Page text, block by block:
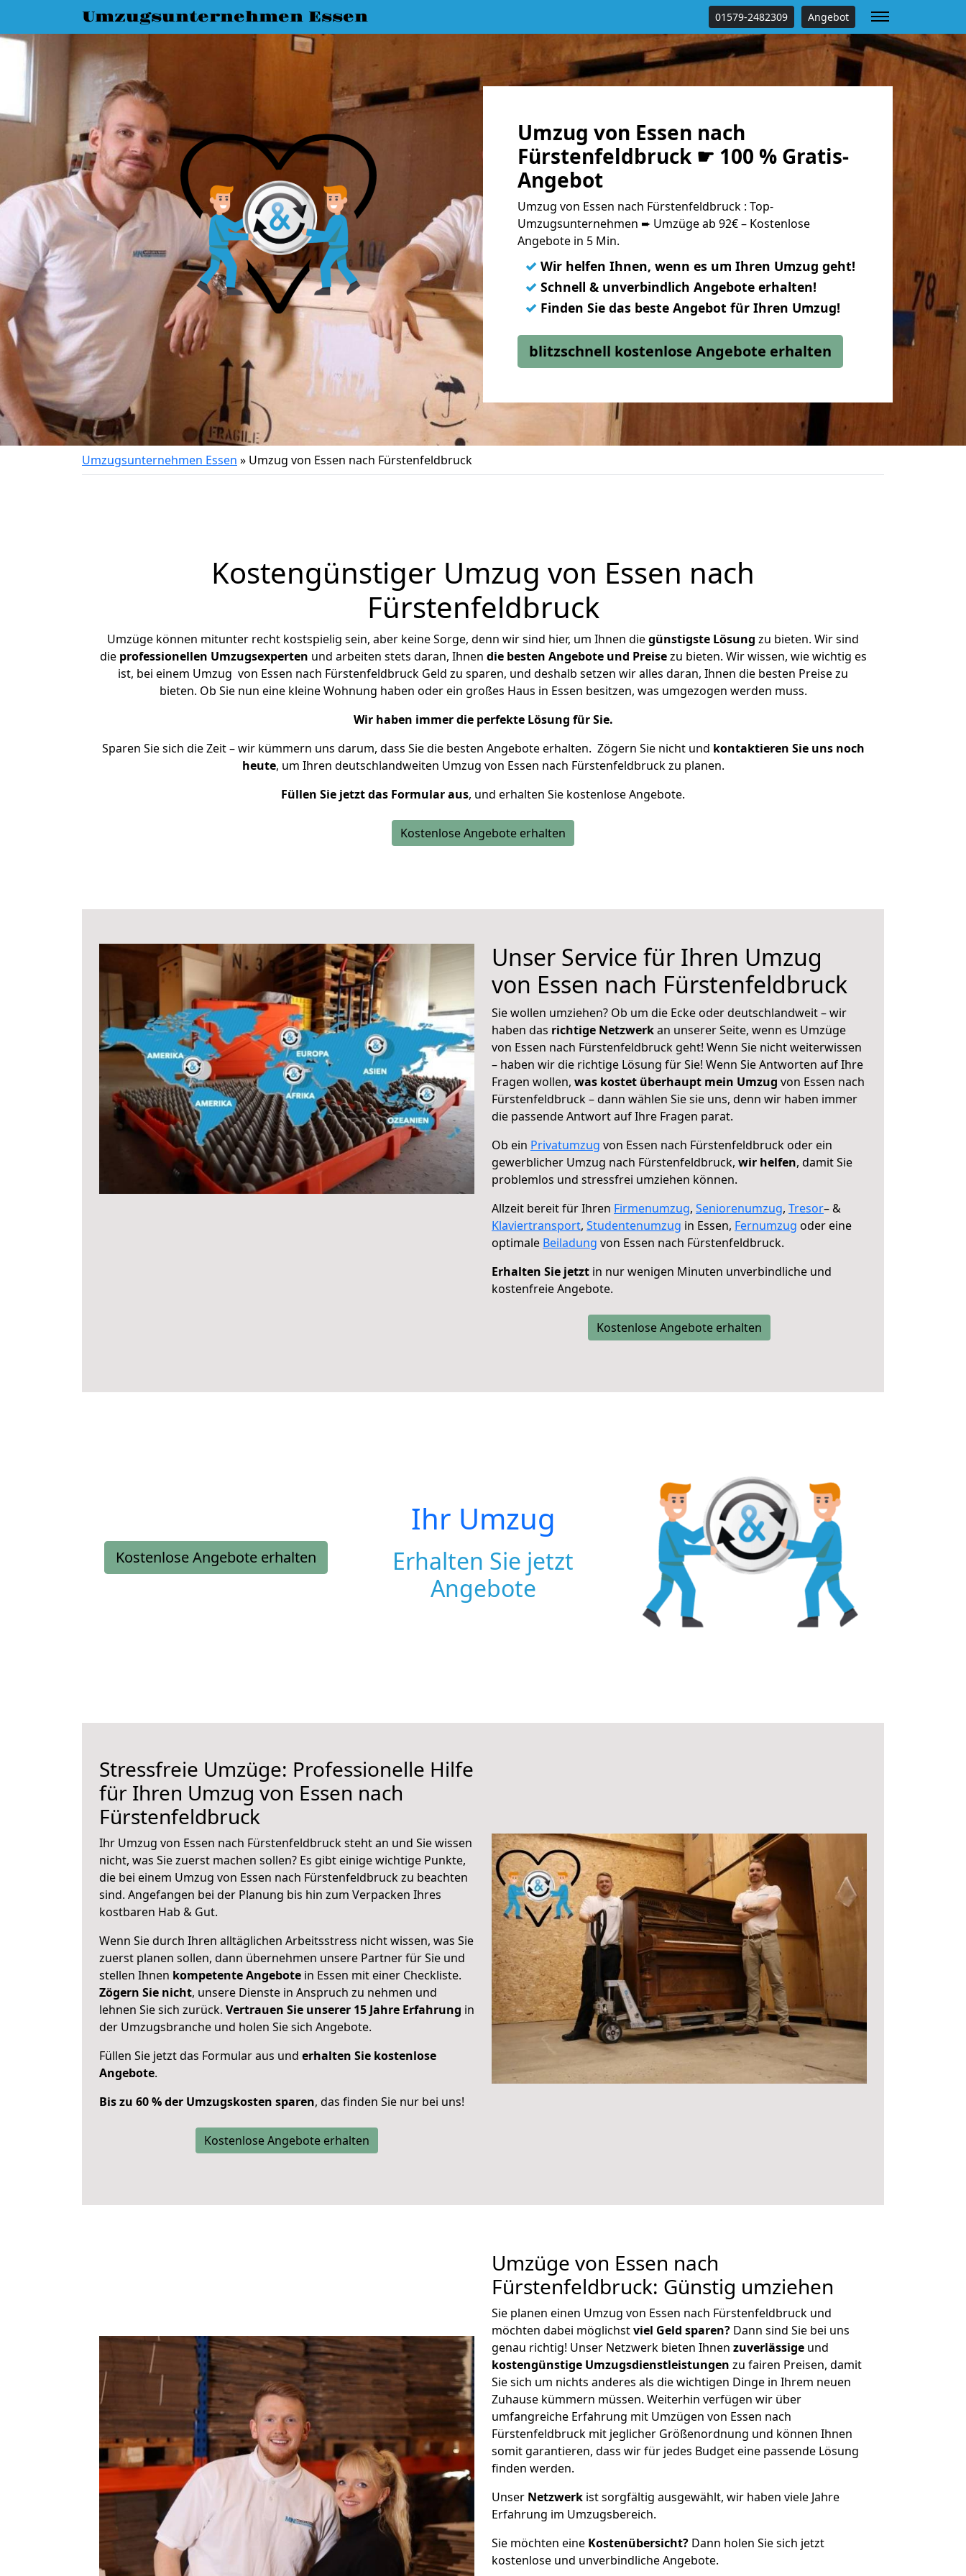
Umzugsunternehmen Essen 01579-2482309 Angebot
Umzug von Essen nach
Fürstenfeldbruck ☛ 100 % Gratis-
Angebot
Umzug von Essen nach Fürstenfeldbruck : Top-
Umzugsunternehmen ➨ Umzüge ab 92€ – Kostenlose
Angebote in 5 Min.
✓ Wir helfen Ihnen, wenn es um Ihren Umzug geht!
✓ Schnell & unverbindlich Angebote erhalten!
✓ Finden Sie das beste Angebot für Ihren Umzug!
blitzschnell kostenlose Angebote erhalten
Umzugsunternehmen Essen » Umzug von Essen nach Fürstenfeldbruck
Kostengünstiger Umzug von Essen nach
Fürstenfeldbruck
Umzüge können mitunter recht kostspielig sein, aber keine Sorge, denn wir sind hier, um Ihnen diegünstigste Lösung zu bieten. Wir sind
die professionellen Umzugsexperten und arbeiten stets daran, Ihnen die besten Angebote und Preisezu bieten. Wir wissen, wie wichtig es
ist, bei einem Umzug von Essen nach Fürstenfeldbruck Geld zu sparen, und deshalb setzen wir alles daran, Ihnen die besten Preise zu
bieten. Ob Sie nun eine kleine Wohnung haben oder ein großes Haus in Essen besitzen, was umgezogen werden muss.
Wir haben immer die perfekte Lösung für Sie.
Sparen Sie sich die Zeit – wir kümmern uns darum, dass Sie die besten Angebote erhalten. Zögern Sie nicht und kontaktieren Sie uns noch
heute, um Ihren deutschlandweiten Umzug von Essen nach Fürstenfeldbruck zu planen.
Füllen Sie jetzt das Formular aus, und erhalten Sie kostenlose Angebote.
Kostenlose Angebote erhalten
Unser Service für Ihren Umzug
von Essen nach Fürstenfeldbruck
Sie wollen umziehen? Ob um die Ecke oder deutschlandweit – wir
haben das richtige Netzwerkan unserer Seite, wenn es Umzüge
von Essen nach Fürstenfeldbruck geht! Wenn Sie nicht weiterwissen
– haben wir die richtige Lösung für Sie! Wenn Sie Antworten auf Ihre
Fragen wollen, was kostet überhaupt mein Umzug von Essen nach
Fürstenfeldbruck – dann wählen Sie sie uns, denn wir haben immer
die passende Antwort auf Ihre Fragen parat.
Ob ein Privatumzug von Essen nach Fürstenfeldbruck oder ein
gewerblicher Umzug nach Fürstenfeldbruck, wir helfen, damit Sie
problemlos und stressfrei umziehen können.
Allzeit bereit für Ihren Firmenumzug, Seniorenumzug, Tresor– &
Klaviertransport, Studentenumzug in Essen, Fernumzug oder eine
optimale Beiladung von Essen nach Fürstenfeldbruck.
Erhalten Sie jetzt in nur wenigen Minuten unverbindliche und
kostenfreie Angebote.
Kostenlose Angebote erhalten
Kostenlose Angebote erhalten
Ihr Umzug
Erhalten Sie jetzt
Angebote
Stressfreie Umzüge: Professionelle Hilfe
für Ihren Umzug von Essen nach
Fürstenfeldbruck
Ihr Umzug von Essen nach Fürstenfeldbruck steht an und Sie wissen
nicht, was Sie zuerst machen sollen? Es gibt einige wichtige Punkte,
die bei einem Umzug von Essen nach Fürstenfeldbruck zu beachten
sind. Angefangen bei der Planung bis hin zum Verpacken Ihres
kostbaren Hab & Gut.
Wenn Sie durch Ihren alltäglichen Arbeitsstress nicht wissen, was Sie
zuerst planen sollen, dann übernehmen unsere Partner für Sie und
stellen Ihnen kompetente Angebote in Essen mit einer Checkliste.
Zögern Sie nicht, unsere Dienste in Anspruch zu nehmen und
lehnen Sie sich zurück. Vertrauen Sie unserer 15 Jahre Erfahrung in
der Umzugsbranche und holen Sie sich Angebote.
Füllen Sie jetzt das Formular aus und erhalten Sie kostenlose
Angebote.
Bis zu 60 % der Umzugskosten sparen, das finden Sie nur bei uns!
Kostenlose Angebote erhalten
Umzüge von Essen nach
Fürstenfeldbruck: Günstig umziehen
Sie planen einen Umzug von Essen nach Fürstenfeldbruck und
möchten dabei möglichstviel Geld sparen? Dann sind Sie bei uns
genau richtig! Unser Netzwerk bieten Ihnen zuverlässige und
kostengünstige Umzugsdienstleistungen zu fairen Preisen, damit
Sie sich um nichts anderes als die wichtigen Dinge in Ihrem neuen
Zuhause kümmern müssen. Weiterhin verfügen wir über
umfangreiche Erfahrung mit Umzügen von Essen nach
Fürstenfeldbruck mit jeglicher Größenordnung und können Ihnen
somit garantieren, dass wir für jedes Budget eine passende Lösung
finden werden.
Unser Netzwerk ist sorgfältig ausgewählt, wir haben viele Jahre
Erfahrung im Umzugsbereich.
Sie möchten eine Kostenübersicht? Dann holen Sie sich jetzt
kostenlose und unverbindliche Angebote.